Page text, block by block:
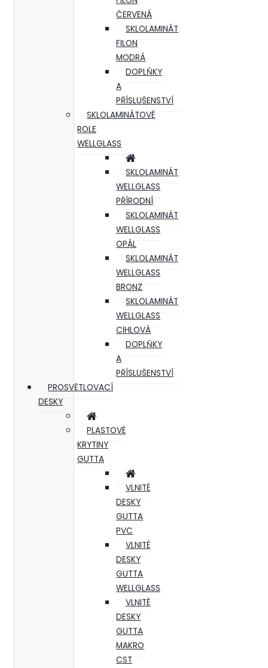
ČERVENÁ
SKLOLAMINÁT
FILON
MODRÁ
DOPLŇKY
A
PŘÍSLUŠENSTVÍ
SKLOLAMINÁTOVÉ
ROLE
WELLGLASS
SKLOLAMINÁT
WELLGLASS
PŘÍRODNÍ
SKLOLAMINÁT
WELLGLASS
OPÁL
SKLOLAMINÁT
WELLGLASS
BRONZ
SKLOLAMINÁT
WELLGLASS
CIHLOVÁ
DOPLŇKY
A
PŘÍSLUŠENSTVÍ
PROSVĚTLOVACÍ
DESKY
PLASTOVÉ
KRYTINY
GUTTA
VLNITÉ
DESKY
GUTTA
PVC
VLNITÉ
DESKY
GUTTA
WELLGLASS
VLNITÉ
DESKY
GUTTA
MAKRO
CST